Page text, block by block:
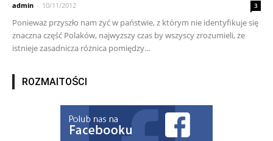
admin - 10/11/2012 3
Ponieważ przyszło nam żyć w państwie, z którym nie identyfikuje się
znaczna część Polaków, najwyższy czas by wszyscy zrozumieli, że
istnieje zasadnicza różnica pomiędzy...
ROZMAITOŚCI